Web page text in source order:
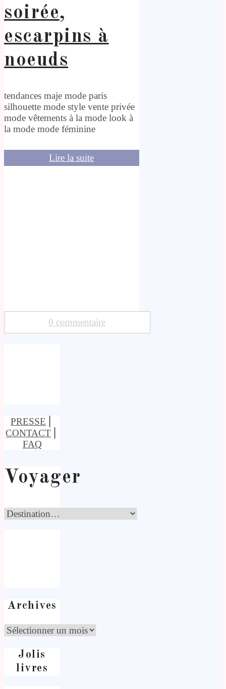
soirée,
escarpins à
noeuds
tendances maje mode paris
silhouette mode style vente privée
mode vêtements à la mode look à
la mode mode féminine
Lire la suite
0 commentaire
PRESSE
CONTACT
FAQ
Voyager
Archives
Jolis
livres